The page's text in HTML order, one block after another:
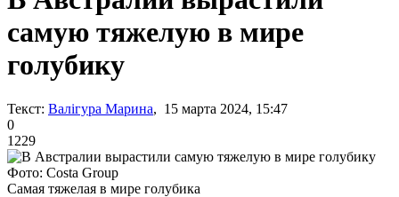
самую тяжелую в мире
голубику
Текст: Валігура Марина, 15 марта 2024, 15:47
0
1229
Фото: Costa Group
Самая тяжелая в мире голубика